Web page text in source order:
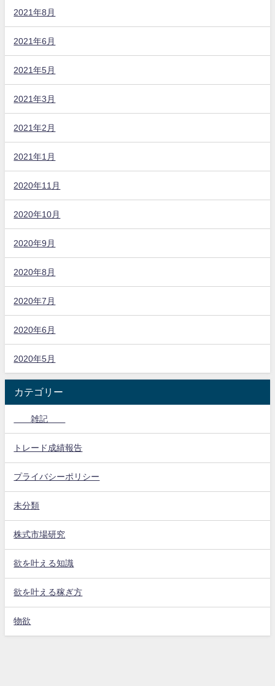
2021年8月
2021年6月
2021年5月
2021年3月
2021年2月
2021年1月
2020年11月
2020年10月
2020年9月
2020年8月
2020年7月
2020年6月
2020年5月
カテゴリー
雑記
トレード成績報告
プライバシーポリシー
未分類
株式市場研究
欲を叶える知識
欲を叶える稼ぎ方
物欲